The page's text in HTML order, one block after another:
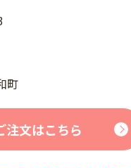
町
注文はこちら